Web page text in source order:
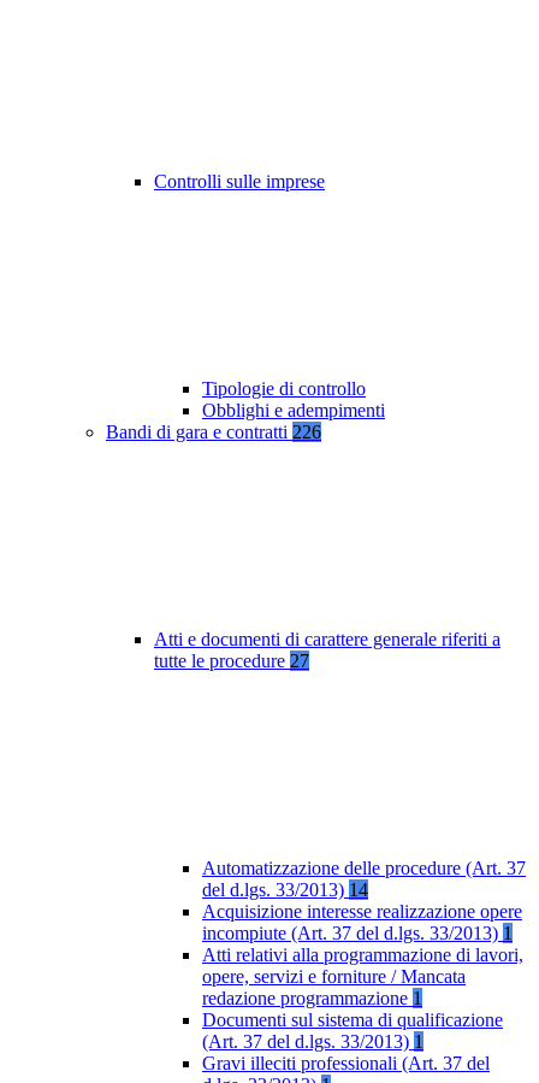
Controlli sulle imprese
Tipologie di controllo
Obblighi e adempimenti
Bandi di gara e contratti 226
Atti e documenti di carattere generale riferiti a
tutte le procedure 27
Automatizzazione delle procedure (Art. 37
del d.lgs. 33/2013) 14
Acquisizione interesse realizzazione opere
incompiute (Art. 37 del d.lgs. 33/2013) 1
Atti relativi alla programmazione di lavori,
opere, servizi e forniture / Mancata
redazione programmazione 1
Documenti sul sistema di qualificazione
(Art. 37 del d.lgs. 33/2013) 1
Gravi illeciti professionali (Art. 37 del